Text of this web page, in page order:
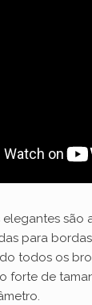
elegantes são
para
todos os
forte de